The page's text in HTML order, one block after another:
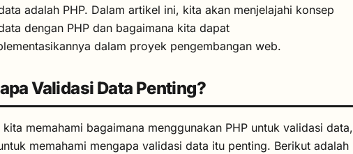
adalah PHP. Dalam artikel ini, kita akan menjelajahi konsep
dengan PHP dan bagaimana kita dapat
dalam proyek pengembangan web.
Validasi Data Penting?
kita memahami bagaimana menggunakan PHP untuk validasi data,
memahami mengapa validasi data itu penting. Berikut adalah